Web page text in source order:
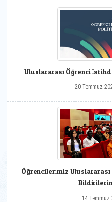
Uluslararası Öğrenci
20 Temmuz
Öğrencilerimiz
14 Temmuz